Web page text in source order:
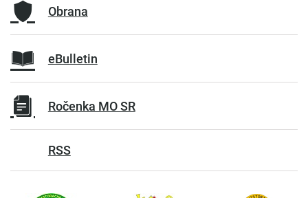
Obrana
eBulletin
Ročenka MO SR
RSS